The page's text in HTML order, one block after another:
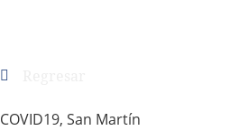
COVID19, San Martín